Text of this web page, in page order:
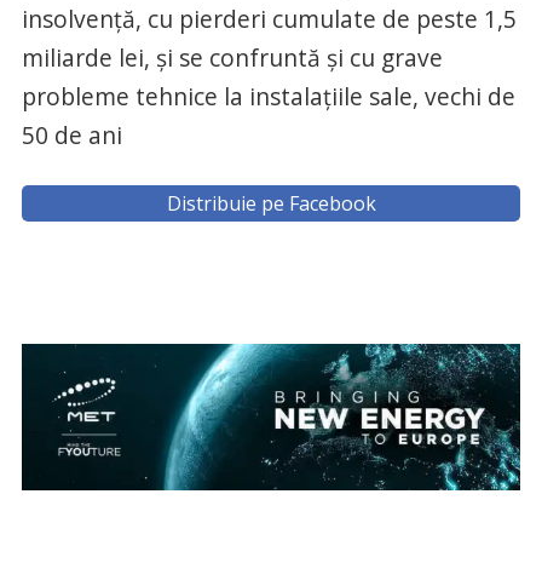
insolvență, cu pierderi cumulate de peste 1,5
miliarde lei, și se confruntă și cu grave
probleme tehnice la instalațiile sale, vechi de
50 de ani
Distribuie pe Facebook